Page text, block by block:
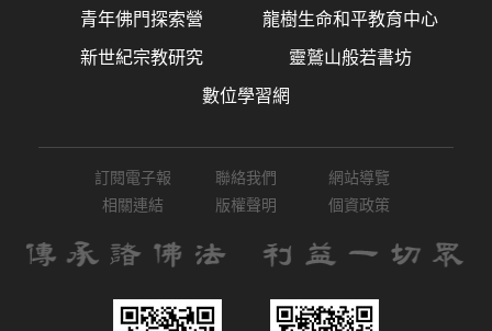
青年佛門探索營 龍樹生命和平教育中心
新世紀宗教研究 靈鷲山般若書坊
數位學習網
訂閱電子報 聯絡我們
網站導覽
相關連結
版權聲明 個資政策